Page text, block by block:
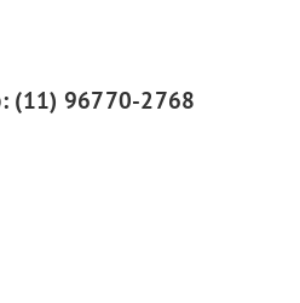
(11) 96770-2768